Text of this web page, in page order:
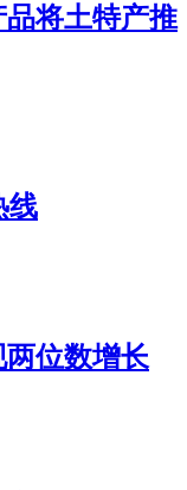
将土特产推
线
位数增长